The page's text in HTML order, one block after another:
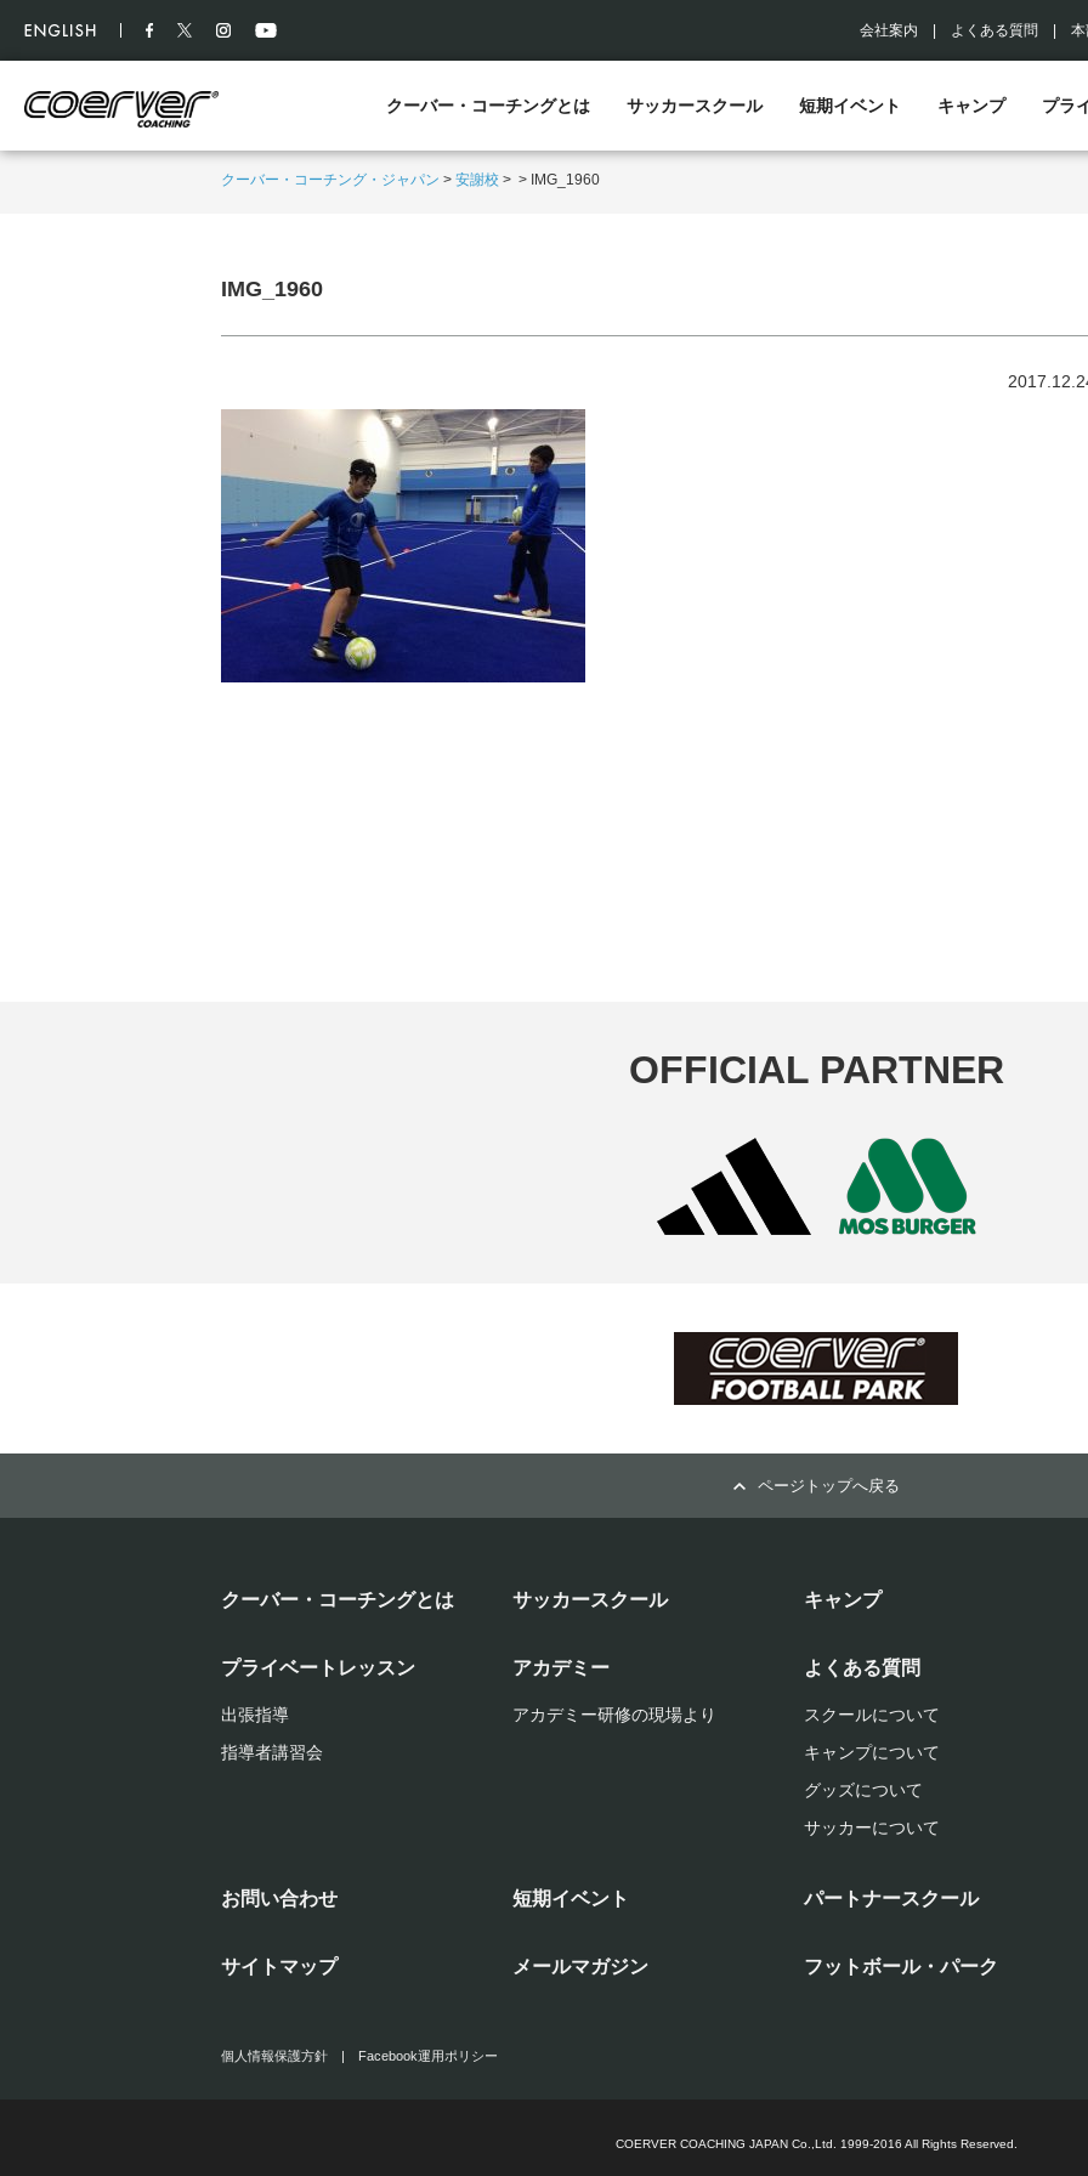
会社案内 よくある質問
クーバー・コーチングとは サッカースクール 短期イベント キャンプ プラ
クーバー・コーチング・ジャパン > 安謝校 > > IMG_1960
IMG_1960
OFFICIAL PARTNER
ページトップへ戻る
クーバー・コーチングとは サッカースクール キャンプ
プライベートレッスン
出張指導
指導者講習会
アカデミー
アカデミー研修の現場より
よくある質問
スクールについて
キャンプについて
グッズについて
サッカーについて
お問い合わせ 短期イベント パートナースクール
サイトマップ メールマガジン フットボール・パーク
個人情報保護方針 | Facebook運用ポリシー
COERVER COACHING JAPAN Co.,Ltd. 1999-2016 All Rights Reserved.